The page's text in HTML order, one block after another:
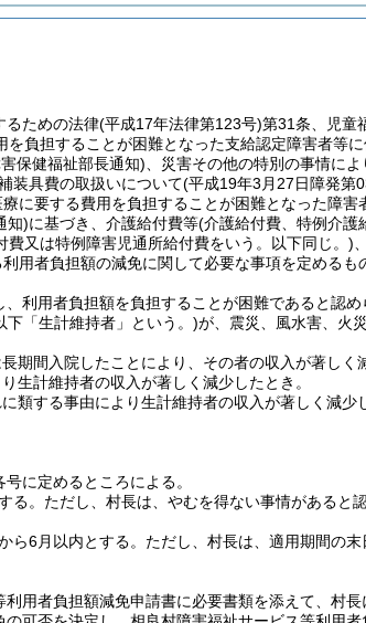
るための法律(平成17年法律第123号)第31条、児童
負担することが困難となった支給認定障害者等
保健福祉部長通知) 、災害その他の特別の事情に
装具費の取扱いについて(平成19年3月27日障発第
に要する費用を負担することが困難となった障害
知)に基づき、介護給付費等(介護給付費、特例介護
費又は特例障害児通所給付費をいう。以下同じ。)
用者負担額の減免に関して必要な事項を定めるも
利用者負担額を負担することが困難であると認め
下「生計維持者」という。)が、震災、風水害、火
間入院したことにより、その者の収入が著しく
生計維持者の収入が著しく減少したとき。
類する事由により生計維持者の収入が著しく減少
に定めるところによる。
る。 ただし、村長は、やむを得ない事情があると
6月以内とする。 ただし、村長は、適用期間の
用者負担額減免申請書に必要書類を添えて、村長